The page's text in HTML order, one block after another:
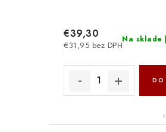
Na sklade
€31,95 bez DPH
€39,30
DO